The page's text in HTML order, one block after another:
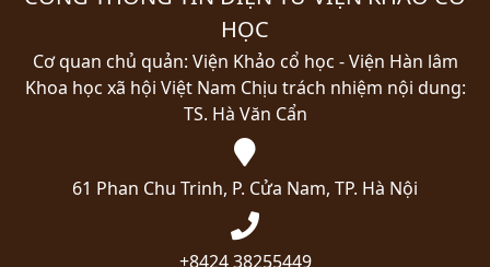
HỌC
Cơ quan chủ quản: Viện Khảo cổ học - Viện Hàn lâm
Khoa học xã hội Việt Nam Chịu trách nhiệm nội dung:
TS. Hà Văn Cẩn
61 Phan Chu Trinh, P. Cửa Nam, TP. Hà Nội
+8424 38255449